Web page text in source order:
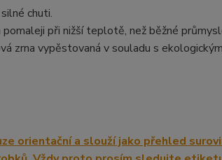
chuti.
při nižší teplotě, než běžné
zrna vypěstovaná v souladu s